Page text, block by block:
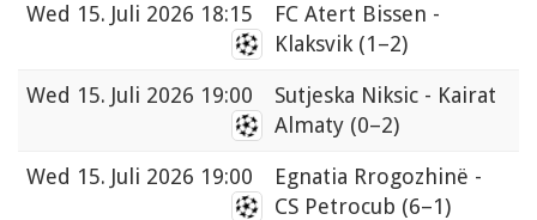
Wed 15. Juli 2026 18:15
FC Atert Bissen -
Klaksvik (1–2)
Wed 15. Juli 2026 19:00
Sutjeska Niksic - Kairat
Almaty (0–2)
Wed 15. Juli 2026 19:00
Egnatia Rrogozhinë -
CS Petrocub (6–1)